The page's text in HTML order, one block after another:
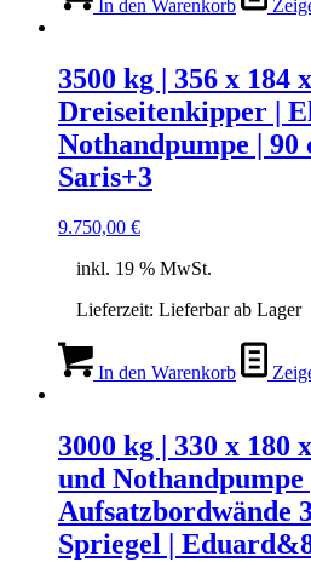
In den Warenkorb
3500 kg | 356 x 184
Dreiseitenkipper |
Nothandpumpe |
Saris+3
9.750,00 €
inkl. 19 % MwSt.
Lieferzeit: Lieferbar ab Lager
In den Warenkorb
3000 kg | 330 x 180
und Nothandpumpe |
Aufsatzbordwände
Spriegel |